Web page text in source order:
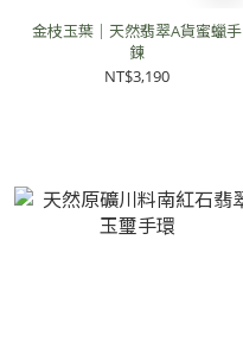
金枝玉葉｜天然翡翠A貨蜜蠟手
鍊
NT$3,190